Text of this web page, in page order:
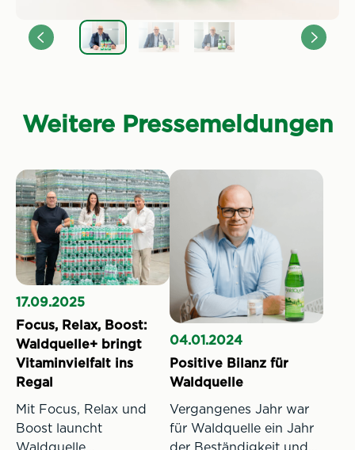
Weitere Pressemeldungen
17.09.2025
Focus, Relax, Boost:
Waldquelle+ bringt
Vitaminvielfalt ins
Regal
Mit Focus, Relax und
Boost launcht
Waldquelle
04.01.2024
Positive Bilanz für
Waldquelle
Vergangenes Jahr war
für Waldquelle ein Jahr